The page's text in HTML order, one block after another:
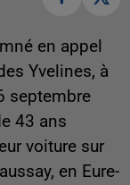
en appel
Yvelines, à
septembre
43 ans
voiture sur
en Eure-